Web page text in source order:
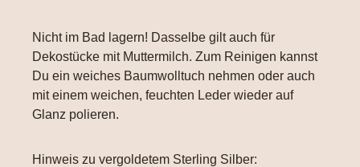
Nicht im Bad lagern! Dasselbe gilt auch für
Dekostücke mit Muttermilch. Zum Reinigen kannst
Du ein weiches Baumwolltuch nehmen oder auch
mit einem weichen, feuchten Leder wieder auf
Glanz polieren.
Hinweis zu vergoldetem Sterling Silber: